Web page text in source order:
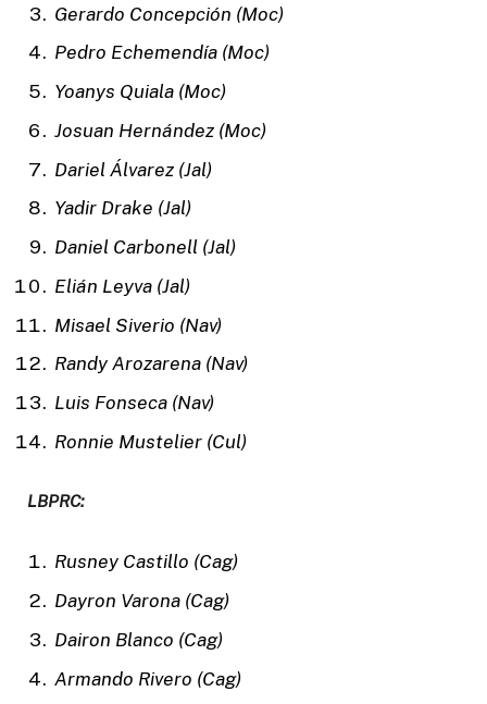
Gerardo Concepción (Moc)
Pedro Echemendía (Moc)
Yoanys Quiala (Moc)
Josuan Hernández (Moc)
Dariel Álvarez (Jal)
Yadir Drake (Jal)
Daniel Carbonell (Jal)
Elián Leyva (Jal)
Misael Siverio (Nav)
Randy Arozarena (Nav)
Luis Fonseca (Nav)
Ronnie Mustelier (Cul)
LBPRC:
Rusney Castillo (Cag)
Dayron Varona (Cag)
Dairon Blanco (Cag)
Armando Rivero (Cag)